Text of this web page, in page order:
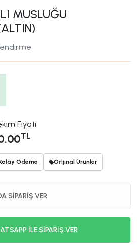
MUSLUĞU
Fiyatı
TL
Ödeme Orijinal Ürünler
SİPARİŞ VER
İLE SİPARİŞ VER